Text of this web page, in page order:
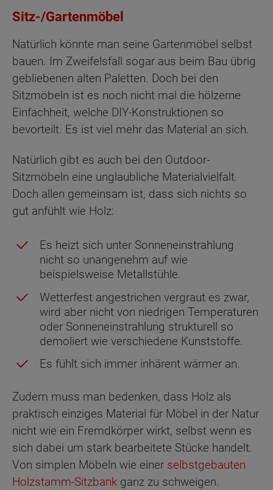
Sitz-/Gartenmöbel
Natürlich könnte man seine Gartenmöbel selbst
bauen. Im Zweifelsfall sogar aus beim Bau übrig
gebliebenen alten Paletten. Doch bei den
Sitzmöbeln ist es noch nicht mal die hölzerne
Einfachheit, welche DIY-Konstruktionen so
bevorteilt. Es ist viel mehr das Material an sich.
Natürlich gibt es auch bei den Outdoor-
Sitzmöbeln eine unglaubliche Materialvielfalt.
Doch allen gemeinsam ist, dass sich nichts so
gut anfühlt wie Holz:
Es heizt sich unter Sonneneinstrahlung
nicht so unangenehm auf wie
beispielsweise Metallstühle.
Wetterfest angestrichen vergraut es zwar,
wird aber nicht von niedrigen Temperaturen
oder Sonneneinstrahlung strukturell so
demoliert wie verschiedene Kunststoffe.
Es fühlt sich immer inhärent wärmer an.
Zudem muss man bedenken, dass Holz als
praktisch einziges Material für Möbel in der Natur
nicht wie ein Fremdkörper wirkt, selbst wenn es
sich dabei um stark bearbeitete Stücke handelt.
Von simplen Möbeln wie einer selbstgebauten
Holzstamm-Sitzbank ganz zu schweigen.